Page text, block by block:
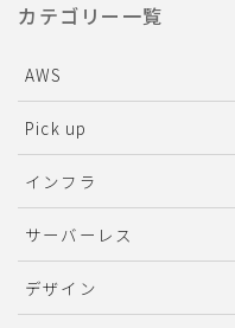
カテゴリー一覧
AWS
Pick up
インフラ
サーバーレス
デザイン